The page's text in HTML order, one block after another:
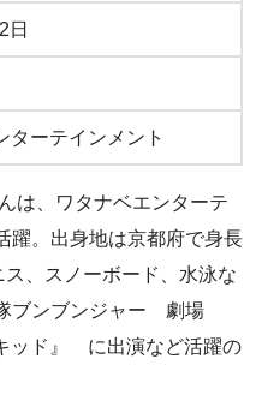
日
ターテインメント
は、ワタナベエンターテ
躍。出身地は京都府で身長
、スノーボード、水泳な
ブンブンジャー 劇場
ッド』 に出演など活躍の